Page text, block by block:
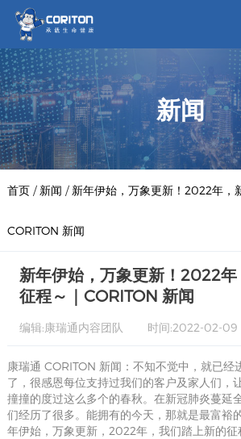
新闻
首页/ 新闻 / 新年伊始，万象更新！2022年，
CORITON 新闻
新年伊始，万象更新！2022
征程～｜CORITON 新闻
编辑:康瑞通内容团队 时间:2022-02-09
康瑞通 CORITON 新闻：不知不觉中，就已经
了，很感恩每位支持过我们的客户及家人们，
撞撞的度过这么多个的春秋。在新冠肺炎蔓延
们经历了很多。能拥有的今天，那就是最富裕
年伊始，万象更新，2022年，我们踏上新的